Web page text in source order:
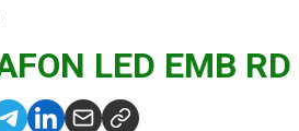
LED EMB